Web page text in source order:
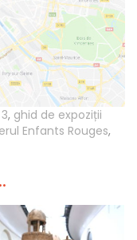
, ghid de expoziții
Enfants Rouges,